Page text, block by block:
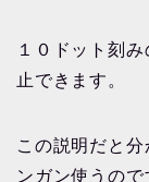
１０ドット刻
止できます。
この説明だと
ンガン使うので